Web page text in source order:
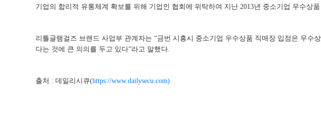
기업의 합리적 유통체계 확보를 위해 기업인 협회에 위탁하여 지난 2013년 중소기업 우수상
리틀글램걸즈 브랜드 사업부 관계자는 “금번 시흥시 중소기업 우수상품 직매장 입점은 우
다는 것에 큰 의의를 두고 있다”라고 말했다.
출처 : 데일리시큐(https://www.dailysecu.com)